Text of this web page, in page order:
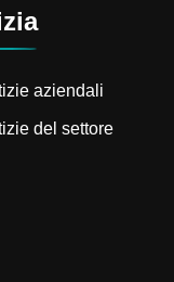
aziendali
del settore